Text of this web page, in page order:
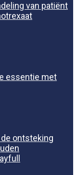
van patiënt
essentie met
ontsteking